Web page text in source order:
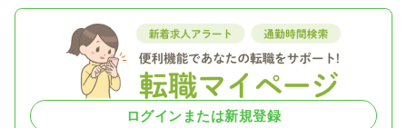
ログインまたは新規登録